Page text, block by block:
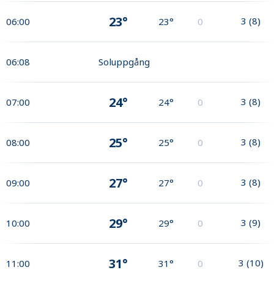
06:00 23° 23° 0 3 (8)
06:08 Soluppgång
07:00 24° 24° 0 3 (8)
08:00 25° 25° 0 3 (8)
09:00 27° 27° 0 3 (8)
10:00 29° 29° 0 3 (9)
11:00 31° 31° 0 3 (10)